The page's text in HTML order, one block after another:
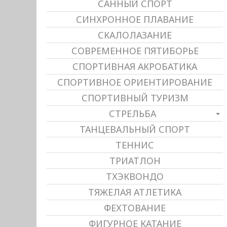
САННЫЙ СПОРТ
СИНХРОННОЕ ПЛАВАНИЕ
СКАЛОЛАЗАНИЕ
СОВРЕМЕННОЕ ПЯТИБОРЬЕ
СПОРТИВНАЯ АКРОБАТИКА
СПОРТИВНОЕ ОРИЕНТИРОВАНИЕ
СПОРТИВНЫЙ ТУРИЗМ
СТРЕЛЬБА
ТАНЦЕВАЛЬНЫЙ СПОРТ
ТЕННИС
ТРИАТЛОН
ТХЭКВОНДО
ТЯЖЕЛАЯ АТЛЕТИКА
ФЕХТОВАНИЕ
ФИГУРНОЕ КАТАНИЕ